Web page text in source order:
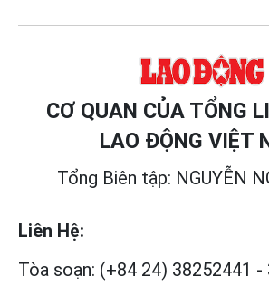
CƠ QUAN CỦA TỔNG
LAO ĐỘNG VIỆT
Tổng Biên tập: NGUYỄN
Liên Hệ:
Tòa soạn: (+84 24) 38252441 -